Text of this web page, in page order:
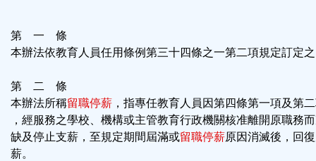
按
鈕
區
第 一 條
本辦法依教育人員任用條例第三十四條之一第二項規定訂定
第 二 條
本辦法所稱留職停薪 ，指專任教育人員因第四條第一項及第
，經服務之學校、機構或主管教育行政機關核准離開原職務
缺及停止支薪，至規定期間屆滿或留職停薪原因消滅後，回
薪。